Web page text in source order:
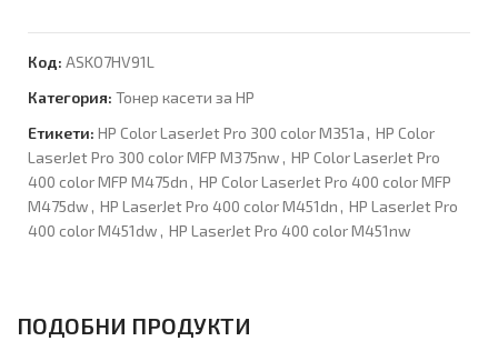
Код: ASKO7HV91L
Категория: Тонер касети за HP
Етикети: HP Color LaserJet Pro 300 color M351a , HP Color
LaserJet Pro 300 color MFP M375nw , HP Color LaserJet Pro
400 color MFP M475dn , HP Color LaserJet Pro 400 color MFP
M475dw , HP LaserJet Pro 400 color M451dn , HP LaserJet Pro
400 color M451dw , HP LaserJet Pro 400 color M451nw
ПОДОБНИ ПРОДУКТИ